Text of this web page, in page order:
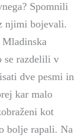
Spomnili
njimi bojevali.
se razdelili v
dve pesmi in
kar malo
kot
bolje rapali. Na